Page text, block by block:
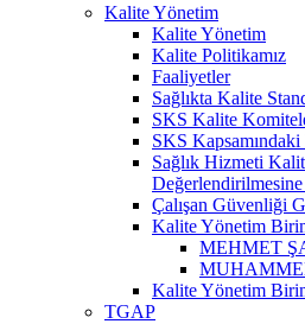
Kalite Yönetim
Kalite Yönetim
Kalite Politikamız
Faaliyetler
Sağlıkta Kalite
SKS Kalite
SKS
Sağlık Hizmeti
Çalışan Güvenliği
Kalite Yönetim
MEHMET
Kalite Yönetim
TGAP